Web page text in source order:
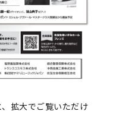
拡大でご覧いただけ